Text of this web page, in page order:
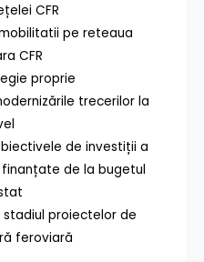
CFR
pe reteaua
CFR
proprie
trecerilor la
de investiții a
de la bugetul
proiectelor de
feroviară